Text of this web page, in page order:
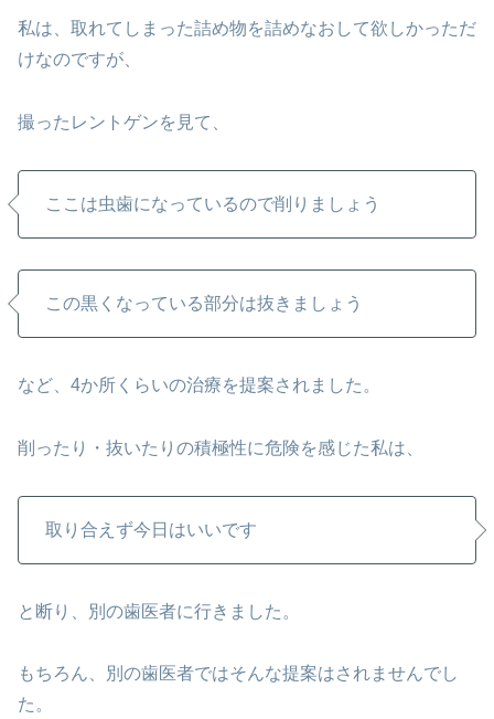
私は、取れてしまった詰め物を詰めなおして欲しかっただ
けなのですが、
撮ったレントゲンを見て、
ここは虫歯になっているので削りましょう
この黒くなっている部分は抜きましょう
など、4か所くらいの治療を提案されました。
削ったり・抜いたりの積極性に危険を感じた私は、
取り合えず今日はいいです
と断り、別の歯医者に行きました。
もちろん、別の歯医者ではそんな提案はされませんでし
た。